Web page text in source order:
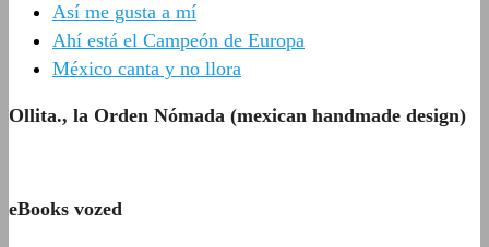
Así me gusta a mí
Ahí está el Campeón de Europa
México canta y no llora
Ollita., la Orden Nómada (mexican handmade design)
eBooks vozed